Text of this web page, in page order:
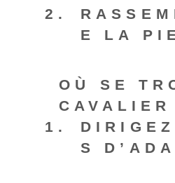
E LA
OÙ SE
S